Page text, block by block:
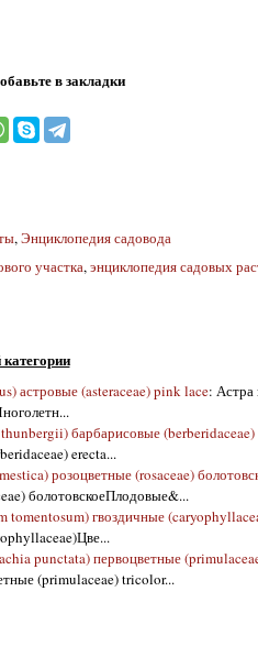
в закладки
,Энциклопедия садовода
участка,энциклопедия садовых
астровые (asteraceae) pink lace: Астра
барбарисовые (berberidaceae)
erecta...
розоцветные (rosaceae)
болотовскоеПлодовые&...
tomentosum) гвоздичные
punctata) первоцветные
(primulaceae) tricolor...